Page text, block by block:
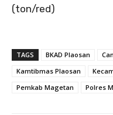
(ton/red)
TAGS BKAD Plaosan
Kamtibmas Plaosan
Pemkab Magetan
Polres